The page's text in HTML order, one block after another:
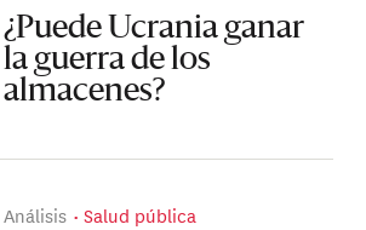
¿Puede Ucrania ganar
la guerra de los
almacenes?
Análisis Salud pública